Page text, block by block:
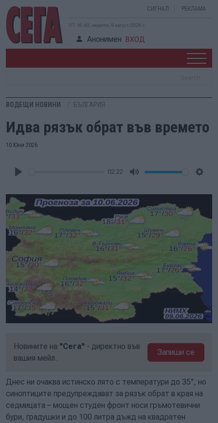
СИГНАЛ РЕКЛАМА
07:16:44, неделя, 9 август 2026 г.
Анонимен ВХОД
ВОДЕЩИ НОВИНИ БЪЛГАРИЯ
Идва рязък обрат във времето
10 Юни 2026
02:22
Новините на "Сега" - директно във
вашия мейл.
Запиши се
Днес ни очаква истинско лято с температури до 35°, но
синоптиците предупреждават за рязък обрат в края на
седмицата – мощен студен фронт носи гръмотевични
бури, градушки и до 100 литра дъжд на квадратен